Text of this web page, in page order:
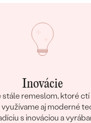
Inovácie
stále remeslom, ktoré
využívame aj moderné
s inováciou a